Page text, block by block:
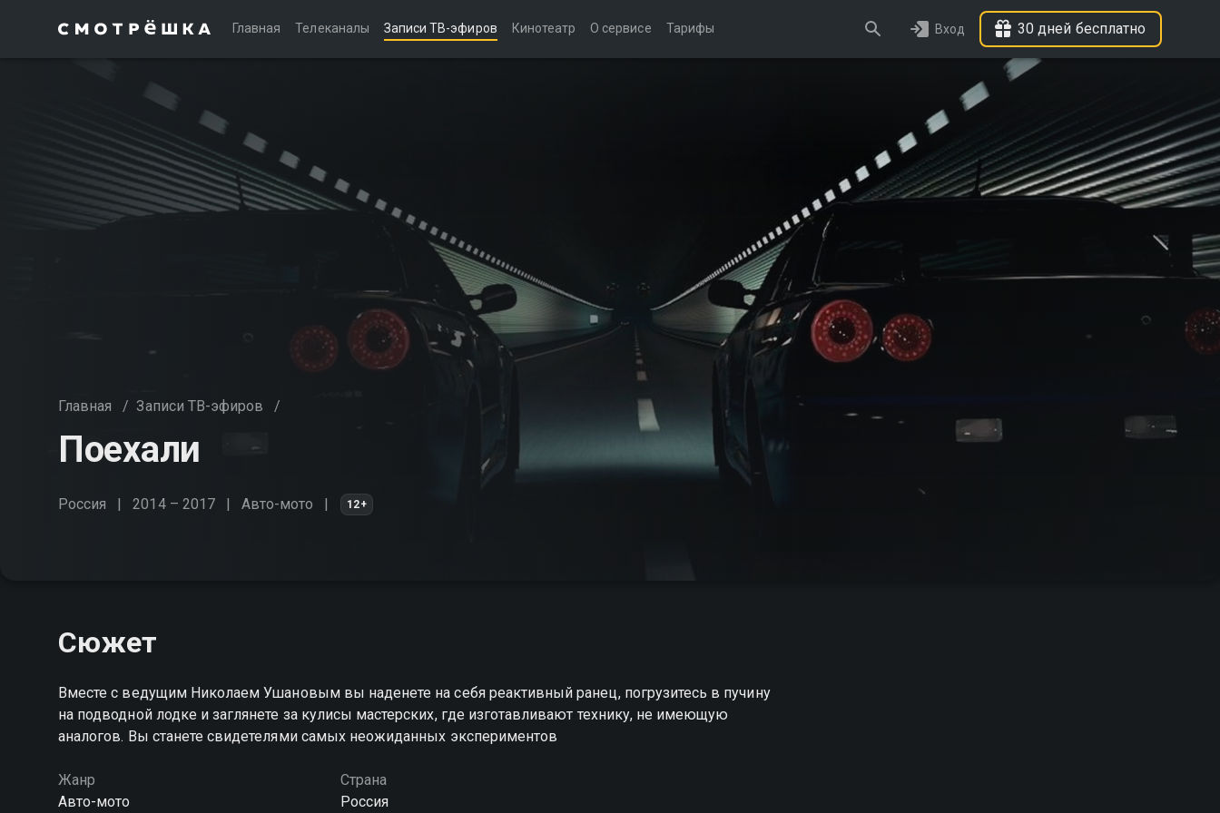
Главная Телеканалы Записи ТВ-эфиров Кинотеатр О сервисе Тарифы Вход 30 дней бесплатно
Главная / Записи ТВ-эфиров /
Поехали
Россия 2014 – 2017 Авто-мото 12+
Сюжет
Вместе с ведущим Николаем Ушановым вы наденете на себя реактивный ранец, погрузитесь в пучину
на подводной лодке и заглянете за кулисы мастерских, где изготавливают технику, не имеющую
аналогов. Вы станете свидетелями самых неожиданных экспериментов
Жанр
Авто-мото
Страна
Россия